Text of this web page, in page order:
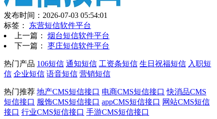
发布时间：2026-07-03 05:54:01
标签： 东营短信软件平台
上一篇： 烟台短信软件平台
下一篇： 枣庄短信软件平台
热门产品 106短信 通知短信 工资条短信 生日祝福短信 入职短
信 企业短信 语音短信 营销短信
热门推荐 地产CMS短信接口 电商CMS短信接口 快消品CMS
短信接口 服饰CMS短信接口 appCMS短信接口 网站CMS短信
接口 行业CMS短信接口 手游CMS短信接口